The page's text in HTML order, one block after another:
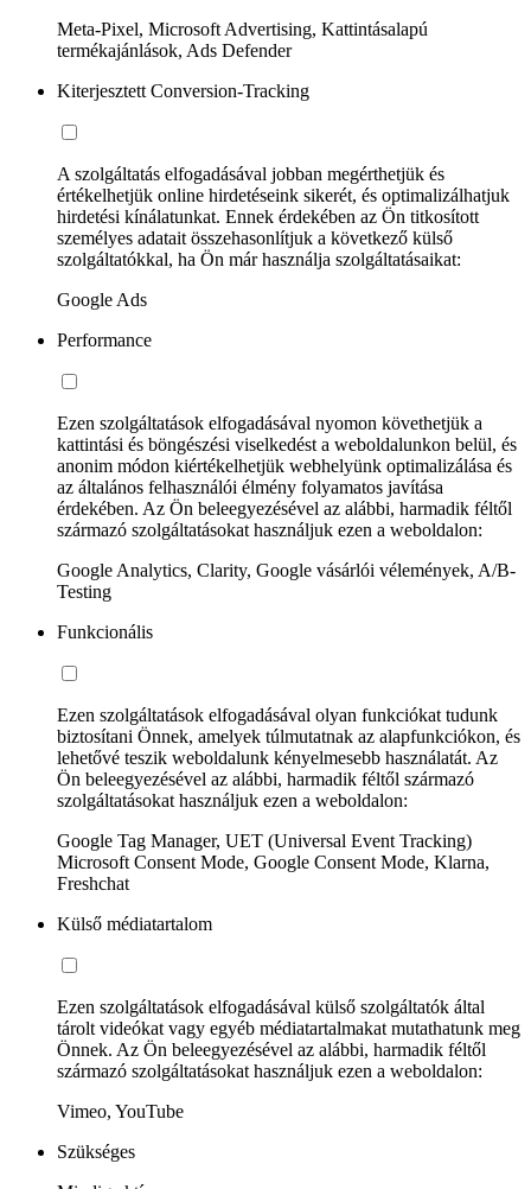
Meta-Pixel, Microsoft Advertising, Kattintásalapú
termékajánlások, Ads Defender
Kiterjesztett Conversion-Tracking
A szolgáltatás elfogadásával jobban megérthetjük és
értékelhetjük online hirdetéseink sikerét, és optimalizálhatjuk
hirdetési kínálatunkat. Ennek érdekében az Ön titkosított
személyes adatait összehasonlítjuk a következő külső
szolgáltatókkal, ha Ön már használja szolgáltatásaikat:
Google Ads
Performance
Ezen szolgáltatások elfogadásával nyomon követhetjük a
kattintási és böngészési viselkedést a weboldalunkon belül, és
anonim módon kiértékelhetjük webhelyünk optimalizálása és
az általános felhasználói élmény folyamatos javítása
érdekében. Az Ön beleegyezésével az alábbi, harmadik féltől
származó szolgáltatásokat használjuk ezen a weboldalon:
Google Analytics, Clarity, Google vásárlói vélemények, A/B-
Testing
Funkcionális
Ezen szolgáltatások elfogadásával olyan funkciókat tudunk
biztosítani Önnek, amelyek túlmutatnak az alapfunkciókon, és
lehetővé teszik weboldalunk kényelmesebb használatát. Az
Ön beleegyezésével az alábbi, harmadik féltől származó
szolgáltatásokat használjuk ezen a weboldalon:
Google Tag Manager, UET (Universal Event Tracking)
Microsoft Consent Mode, Google Consent Mode, Klarna,
Freshchat
Külső médiatartalom
Ezen szolgáltatások elfogadásával külső szolgáltatók által
tárolt videókat vagy egyéb médiatartalmakat mutathatunk meg
Önnek. Az Ön beleegyezésével az alábbi, harmadik féltől
származó szolgáltatásokat használjuk ezen a weboldalon:
Vimeo, YouTube
Szükséges